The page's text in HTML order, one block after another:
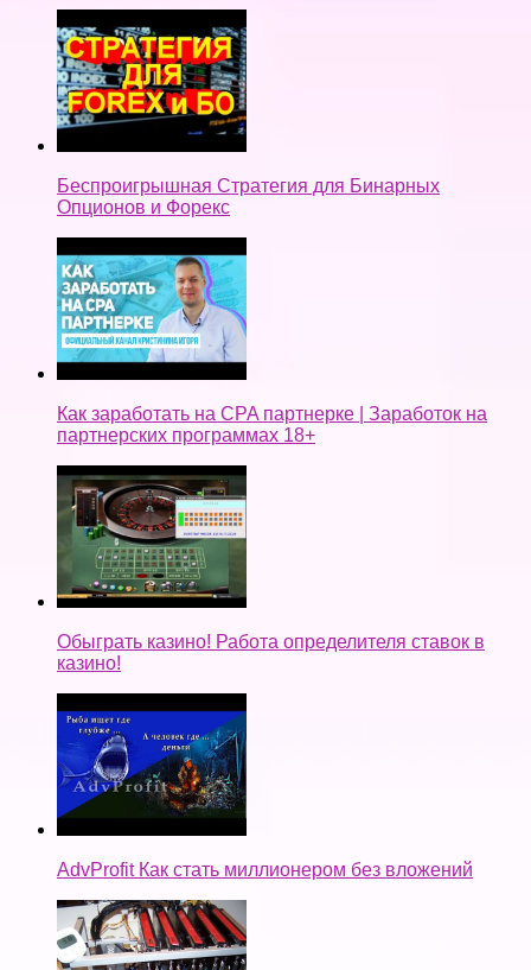
Беспроигрышная Стратегия для Бинарных
Опционов и Форекс
Как заработать на CPA партнерке | Заработок на
партнерских программах 18+
Обыграть казино! Работа определителя ставок в
казино!
AdvProfit Как стать миллионером без вложений